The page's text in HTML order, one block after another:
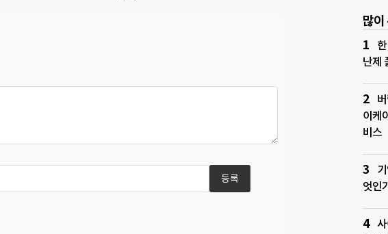
많이
난제
이케
비스
엇인